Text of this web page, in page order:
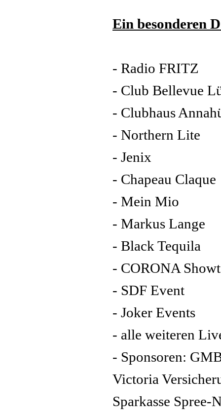
Ein besonderen
- Radio FRITZ
- Club Bellevue
- Clubhaus
- Northern Lite
- Jenix
- Chapeau Claque
- Mein Mio
- Markus Lange
- Black Tequila
- CORONA
- SDF Event
- Joker Events
- alle weiteren
- Sponsoren:
Victoria
Sparkasse